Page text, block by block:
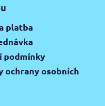
platba
podmínky
ochrany osobních